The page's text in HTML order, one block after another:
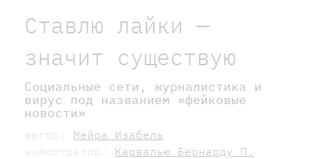
Ставлю лайки —
значит существую
Социальные сети, журналистика и
вирус под названием «фейковые
новости»
автор: Мейра Изабель
иллюстратор: Карвалью Бернарду П.